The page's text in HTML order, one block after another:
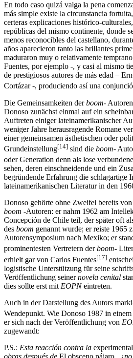
En todo caso quizá valga la pena
más simple existe la circunstancia
certeras explicaciones histórico-
repúblicas del mismo continente, donde
menos reconocibles del castellano,
años aparecieron tanto las brillantes
maduraron muy o relativamente
Fuentes, por ejemplo -, y casi al mismo
de prestigiosos autores de más edad –
Cortázar -, produciendo así una
Die Gemeinsamkeiten derboom-
Donoso zunächst einmal auf ein
Auftreten einiger lateinamerikanischer
weniger Jahre herausragende Romane
einer gemeinsamen ästhetischen oder
Grundeinstellung[14] sind die boom-
oder Generation denn als lose
sehen, deren einschneidende und ein
begründende Erfahrung die schlagartige
lateinamerikanischen Literatur in den
Donoso gehörte ohne Zweifel bereits
boom -Autoren: er nahm 1962 am
Concepción de Chile teil, der später oft
des boom genannt wurde; er reiste 1965
Autorensymposium nach Mexiko; er
prominentesten Vertretern derboom-
erhielt gar von Carlos Fuentes[17]
logistische Unterstützung für seine
Veröffentlichung seinernovela cenital
dies sollte erst mit EOPNeintreten.
Auch in der Darstellung des Autors
Wendepunkt. Wie Donoso 1987 in
er sich nach der Veröffentlichung von
zugewandt:
P.S.: Esta reacción contra la